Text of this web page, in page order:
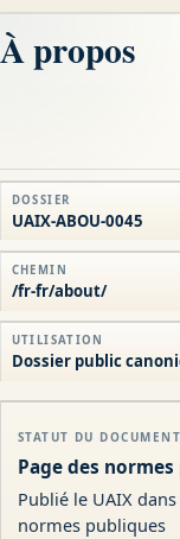
À propos
DOSSIER
UAIX-ABOU-0045
CHEMIN
/fr-fr/about/
UTILISATION
Dossier public
STATUT DU DOCUMENT
Page des
Publié le UAIX
normes publiques